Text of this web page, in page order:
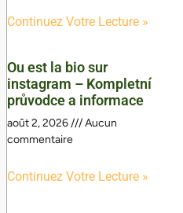
Continuez Votre Lecture »
Ou est la bio sur
instagram – Kompletní
průvodce a informace
août 2, 2026
Aucun
commentaire
Continuez Votre Lecture »